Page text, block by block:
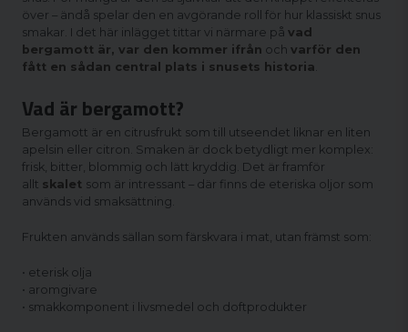
över – ändå spelar den en avgörande roll för hur klassiskt snus
smakar. I det här inlägget tittar vi närmare på vad
bergamott är, var den kommer ifrån och varför den
fått en sådan central plats i snusets historia
Vad är bergamott?
Bergamott är en citrusfrukt som till utseendet liknar en liten
apelsin eller citron. Smaken är dock betydligt mer komplex:
frisk, bitter, blommig och lätt kryddig. Det är framför
allt skalet som är intressant – där finns de eteriska oljor som
används vid smaksättning.
Frukten används sällan som färskvara i mat, utan främst som:
• eterisk olja
• aromgivare
• smakkomponent i livsmedel och doftprodukter